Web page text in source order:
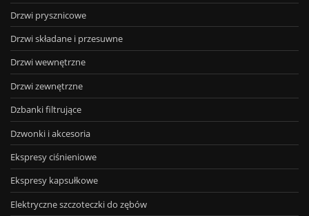
Drzwi prysznicowe
Drzwi składane i przesuwne
Drzwi wewnętrzne
Drzwi zewnętrzne
Dzbanki filtrujące
Dzwonki i akcesoria
Ekspresy ciśnieniowe
Ekspresy kapsułkowe
Elektryczne szczoteczki do zębów